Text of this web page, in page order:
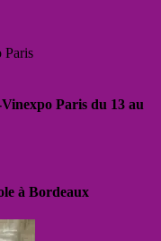
Paris
Paris du 13 au
à Bordeaux